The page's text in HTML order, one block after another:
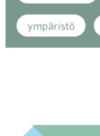
ympäristö